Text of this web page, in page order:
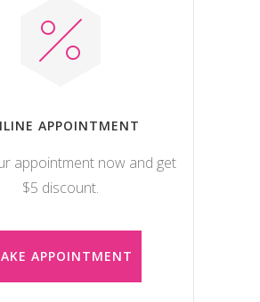
APPOINTMENT
appointment now and get
$5 discount.
APPOINTMENT